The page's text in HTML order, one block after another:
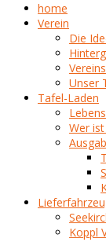
home
Verein
Die
Unser
Tafel-Laden
Wer
Koppl